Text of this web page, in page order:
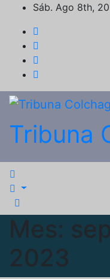
Saltar
contenido
Sáb. Ago 8th,
Tribuna
Mes:
2023